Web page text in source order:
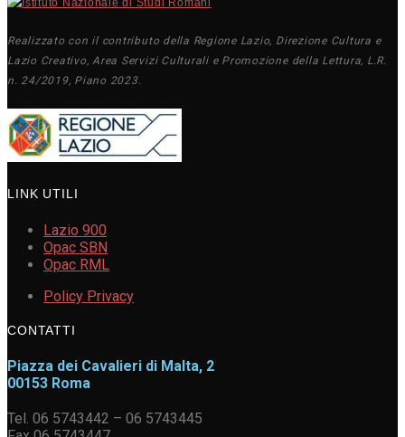
Realizzato con il contributo della Regione Lazio, Direzione Cultura e
Lazio Creativo, Area Servizi Culturali e Promozione della Lettura, L.R.
n. 24/2019, Piano 2023.
LINK UTILI
Lazio 900
Opac SBN
Opac RML
Policy Privacy
CONTATTI
Piazza dei Cavalieri di Malta, 2
00153 Roma
Tel. 06 5743442 – 06 5743445